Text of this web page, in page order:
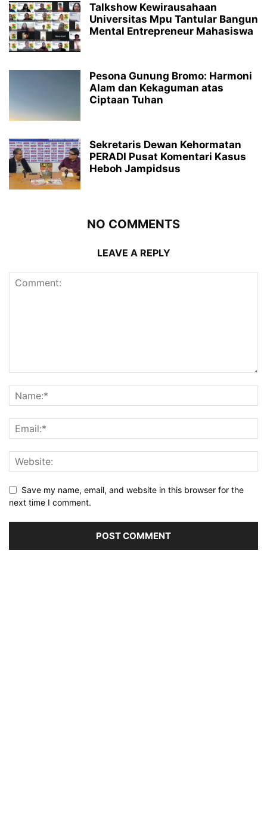
Talkshow Kewirausahaan
Universitas Mpu Tantular Bangun
Mental Entrepreneur Mahasiswa
Pesona Gunung Bromo: Harmoni
Alam dan Kekaguman atas
Ciptaan Tuhan
Sekretaris Dewan Kehormatan
PERADI Pusat Komentari Kasus
Heboh Jampidsus
NO COMMENTS
LEAVE A REPLY
Save my name, email, and website in this browser for the
next time I comment.